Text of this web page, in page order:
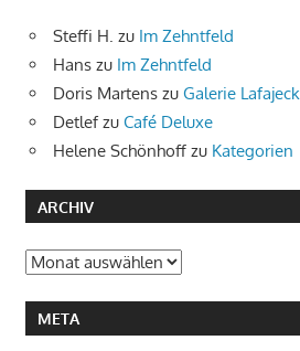
Steffi H. zu Im Zehntfeld
Hans zu Im Zehntfeld
Doris Martens zu Galerie Lafajeck
Detlefzu Café Deluxe
Helene Schönhoff zu Kategorien
ARCHIV
Archiv
META